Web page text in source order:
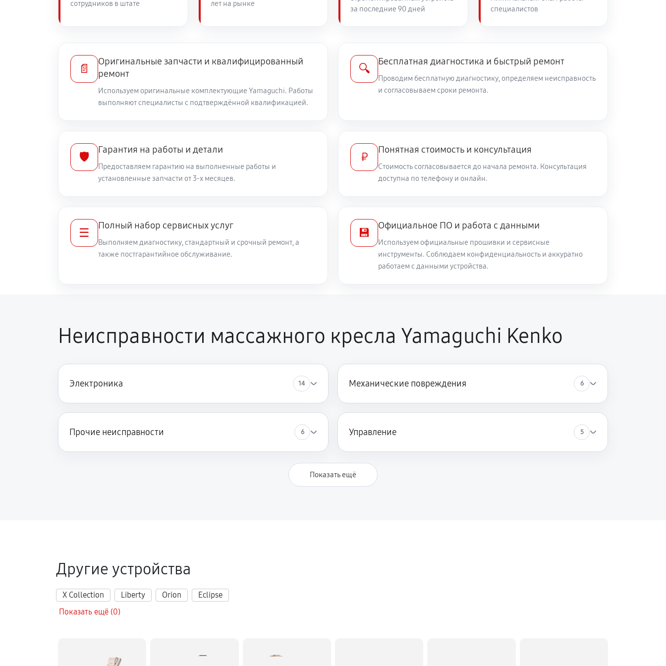
Замена пневмокамеры массажного кресла Yamaguchi Kenko 60 минут
Замена основного двигателя 4500 руб 60 минут Заказать
Замена двигателя подъема/спуска 3150 руб 60 минут
Ремонт подъемного механизма 1710 руб 60 минут
Ремонт механических неисправностей 1440 руб 60 минут
Ремонт каркаса массажного кресла Yamaguchi Kenko 1350 руб 60 минут Заказать
сотрудников в штате лет на рынке
за последние 90 дней
специалистов
📄
Оригинальные запчасти и квалифицированный
ремонт
Используем оригинальные комплектующие Yamaguchi. Работы
выполняют специалисты с подтверждённой квалификацией.
🔍
Бесплатная диагностика и быстрый ремонт
Проводим бесплатную диагностику, определяем неисправность
и согласовываем сроки ремонта.
🛡️
Гарантия на работы и детали
Предоставляем гарантию на выполненные работы и
установленные запчасти от 3-х месяцев.
₽
Понятная стоимость и консультация
Стоимость согласовывается до начала ремонта. Консультация
доступна по телефону и онлайн.
☰
Полный набор сервисных услуг
Выполняем диагностику, стандартный и срочный ремонт, а
также постгарантийное обслуживание.
💾
Официальное ПО и работа с данными
Используем официальные прошивки и сервисные
инструменты. Соблюдаем конфиденциальность и аккуратно
работаем с данными устройства.
Неисправности массажного кресла Yamaguchi Kenko
Электроника 14 Механические повреждения 6
Прочие неисправности 6 Управление 5
Показать ещё
Другие устройства
X Collection Liberty Orion
Eclipse
Показать ещё (0)